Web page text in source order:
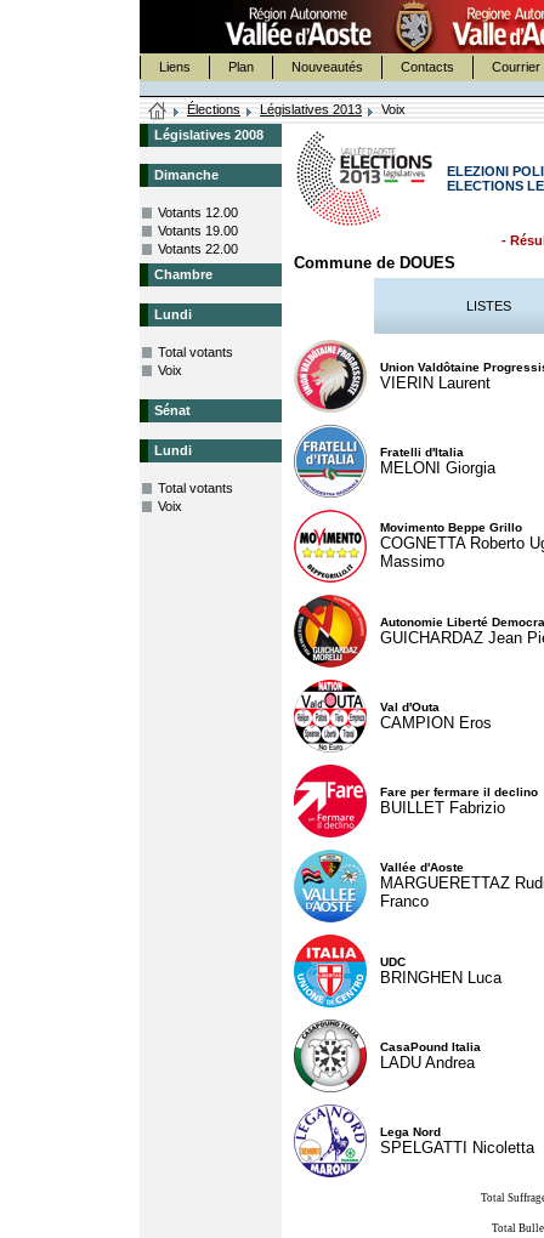
Liens Plan Nouveautés Contacts Courrier
Élections Législatives 2013
Voix
Législatives 2008
Dimanche
Votants 12.00
Votants 19.00
Votants 22.00
Chambre
Lundi
Total votants
Voix
Sénat
Lundi
Total votants
Voix
ELEZIONI
ELECTIONS
-
Commune de DOUES
LISTES
Union Valdôtaine
VIERIN Laurent
Fratelli d'Italia
MELONI Giorgia
Movimento Beppe Grillo
COGNETTA Roberto
Massimo
Autonomie Liberté
GUICHARDAZ Jean
Val d'Outa
CAMPION Eros
Fare per fermare il declino
BUILLET Fabrizio
Vallée d'Aoste
MARGUERETTAZ
Franco
UDC
BRINGHEN Luca
CasaPound Italia
LADU Andrea
Lega Nord
SPELGATTI Nicoletta
Total
Total